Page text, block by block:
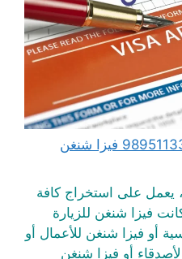
مكتب استخراج فيزا شنغن 98951133 فيزا شنغن
يعمل على استخراج كافة
فيزا شنغن للزيارة
أو فيزا شنغن للأعمال أو
أو فيزا شنغن